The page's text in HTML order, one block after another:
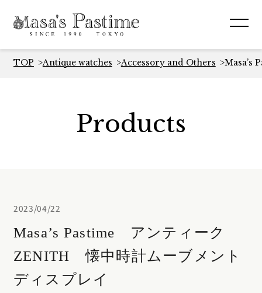
TOP Antique watches Accessory and Others Masa’s
Products
2023/04/22
Masa’s Pastime アンティーク
ZENITH 懐中時計ムーブメント
ディスプレイ